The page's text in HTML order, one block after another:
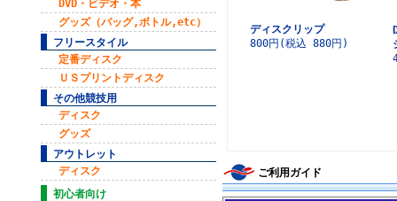
DVD・ビデオ・本
グッズ（バッグ,ボトル,etc）
フリースタイル
定番ディスク
ＵＳプリントディスク
その他競技用
ディスク
グッズ
アウトレット
ディスク
初心者向け
ディスクリップ
800円(税込 880円)
ご利用ガイド